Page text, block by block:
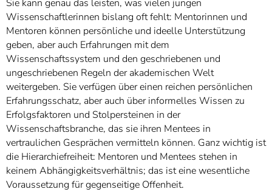
Sie kann genau das leisten, was vielen jungen
Wissenschaftlerinnen bislang oft fehlt: Mentorinnen und
Mentoren können persönliche und ideelle Unterstützung
geben, aber auch Erfahrungen mit dem
Wissenschaftssystem und den geschriebenen und
ungeschriebenen Regeln der akademischen Welt
weitergeben. Sie verfügen über einen reichen persönlichen
Erfahrungsschatz, aber auch über informelles Wissen zu
Erfolgsfaktoren und Stolpersteinen in der
Wissenschaftsbranche, das sie ihren Mentees in
vertraulichen Gesprächen vermitteln können. Ganz wichtig ist
die Hierarchiefreiheit: Mentoren und Mentees stehen in
keinem Abhängigkeitsverhältnis; das ist eine wesentliche
Voraussetzung für gegenseitige Offenheit.